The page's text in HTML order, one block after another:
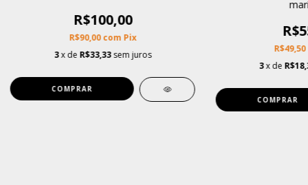
R$100,00
R$90,00com Pix
3x de R$33,33 sem juros
COMPRAR
R$49,50
3x de
COMPRAR